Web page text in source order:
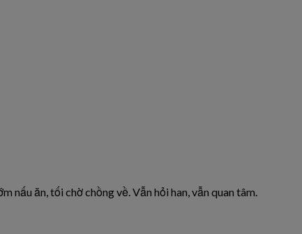
nấu ăn, tối chờ chồng về. Vẫn hỏi han, vẫn quan tâm.